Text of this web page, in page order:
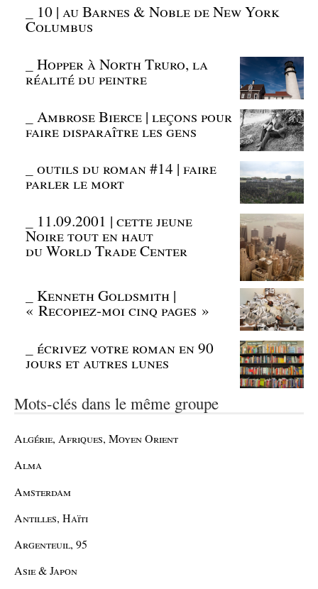
10 | au Barnes & Noble de New York
Columbus
_Hopper à North Truro, la
réalité du peintre
Ambrose Bierce | leçons pour
faire disparaître les gens
_outils du roman #14 | faire
parler le mort
11.09.2001 | cette jeune
Noire tout en haut
du World Trade Center
_Kenneth Goldsmith |
« Recopiez-moi cinq pages »
écrivez votre roman en 90
jours et autres lunes
Mots-clés dans le même groupe
Algérie, Afriques, Moyen Orient
Alma
Amsterdam
Antilles, Haïti
Argenteuil, 95
Asie & Japon